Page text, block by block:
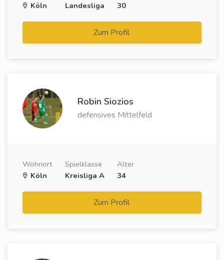
Köln
Landesliga
30
Zum Profil
Robin Siozios
defensives Mittelfeld
Wohnort
Köln
Spielklasse
Kreisliga A
Alter
34
Zum Profil